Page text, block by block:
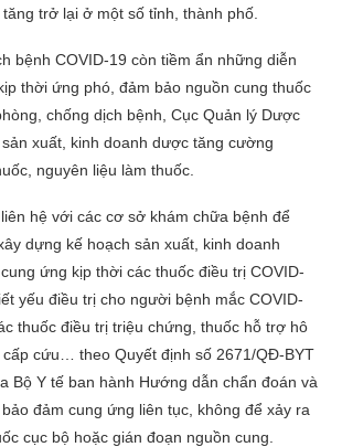
trở lại ở một số tỉnh, thành phố.
bệnh COVID-19 còn tiềm ẩn những diễn
thời ứng phó, đảm bảo nguồn cung thuốc
chống dịch bệnh, Cục Quản lý Dược
xuất, kinh doanh dược tăng cường
nguyên liệu làm thuốc.
hệ với các cơ sở khám chữa bệnh để
dựng kế hoạch sản xuất, kinh doanh
ứng kịp thời các thuốc điều trị COVID-
yếu điều trị cho người bệnh mắc COVID-
thuốc điều trị triệu chứng, thuốc hỗ trợ hô
cấp cứu… theo Quyết định số 2671/QĐ-BYT
Bộ Y tế ban hành Hướng dẫn chẩn đoán và
đảm cung ứng liên tục, không để xảy ra
cục bộ hoặc gián đoạn nguồn cung.